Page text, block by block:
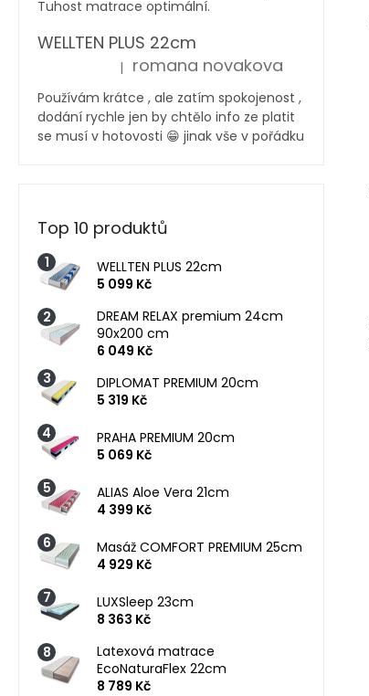
Tuhost matrace optimální.
WELLTEN PLUS 22cm
Hodnocení produktu je 5 z 5 hvězdiček.
| romana novakova
Používám krátce , ale zatím spokojenost ,
dodání rychle jen by chtělo info ze platit
se musí v hotovosti 😁 jinak vše v pořádku
Top 10 produktů
WELLTEN PLUS 22cm
5 099 Kč
DREAM RELAX premium 24cm
90x200 cm
6 049 Kč
DIPLOMAT PREMIUM 20cm
5 319 Kč
PRAHA PREMIUM 20cm
5 069 Kč
ALIAS Aloe Vera 21cm
4 399 Kč
Masáž COMFORT PREMIUM 25cm
4 929 Kč
LUXSleep 23cm
8 363 Kč
Latexová matrace
EcoNaturaFlex 22cm
8 789 Kč